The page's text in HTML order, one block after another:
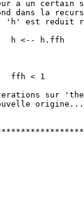
a un
dans
'h' est
h <--
ffh < 1
sur